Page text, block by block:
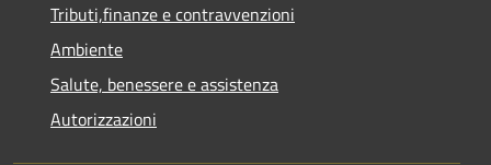
Tributi,finanze e contravvenzioni
Ambiente
Salute, benessere e assistenza
Autorizzazioni